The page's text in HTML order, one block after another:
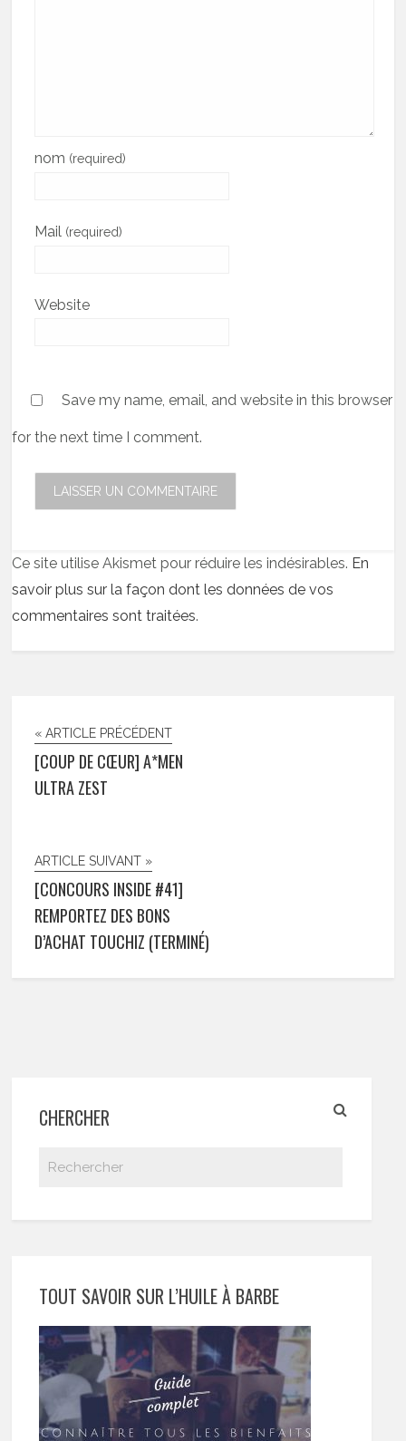
nom (required)
Mail (required)
Website
Save my name, email, and website in this browser
for the next time I comment.
Ce site utilise Akismet pour réduire les indésirables. En
savoir plus sur la façon dont les données de vos
commentaires sont traitées.
« ARTICLE PRÉCÉDENT
[COUP DE CŒUR] A*MEN
ULTRA ZEST
ARTICLE SUIVANT »
[CONCOURS INSIDE #41]
REMPORTEZ DES BONS
D’ACHAT TOUCHIZ (TERMINÉ)
CHERCHER
TOUT SAVOIR SUR L’HUILE À BARBE